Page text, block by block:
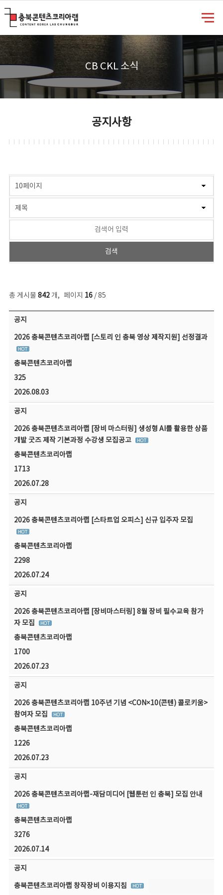
CB CKL 소식
공지사항
총 게시물 842개, 페이지 16/ 85
공지사항 목록 - 번호, 제목, 작성자, 파일, 조회수, 작성일 정보 제공
공지
2026 충북콘텐츠코리아랩 [스토리 인 충북 영상 제작지원] 선정결과
충북콘텐츠코리아랩
325
2026.08.03
공지
2026 충북콘텐츠코리아랩 [장비 마스터링] 생성형 AI를 활용한 상품
개발 굿즈 제작 기본과정 수강생 모집공고
충북콘텐츠코리아랩
1713
2026.07.28
공지
2026 충북콘텐츠코리아랩 [스타트업 오피스] 신규 입주자 모집
충북콘텐츠코리아랩
2298
2026.07.24
공지
2026 충북콘텐츠코리아랩 [장비마스터링] 8월 장비 필수교육 참가
자 모집
충북콘텐츠코리아랩
1700
2026.07.23
공지
2026 충북콘텐츠코리아랩 10주년 기념 <CON×10(콘텐) 콜로키움>
참여자 모집
충북콘텐츠코리아랩
1226
2026.07.23
공지
2026 충북콘텐츠코리아랩-재담미디어 [웹툰런 인 충북] 모집 안내
충북콘텐츠코리아랩
3276
2026.07.14
공지
충북콘텐츠코리아랩 창작장비 이용지침